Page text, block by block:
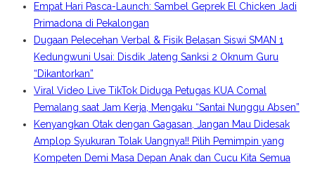
Empat Hari Pasca-Launch: Sambel Geprek El Chicken Jadi
Primadona di Pekalongan
Dugaan Pelecehan Verbal & Fisik Belasan Siswi SMAN 1
Kedungwuni Usai: Disdik Jateng Sanksi 2 Oknum Guru
“Dikantorkan”
Viral Video Live TikTok Diduga Petugas KUA Comal
Pemalang saat Jam Kerja, Mengaku “Santai Nunggu Absen”
Kenyangkan Otak dengan Gagasan, Jangan Mau Didesak
Amplop Syukuran Tolak Uangnya!! Pilih Pemimpin yang
Kompeten Demi Masa Depan Anak dan Cucu Kita Semua